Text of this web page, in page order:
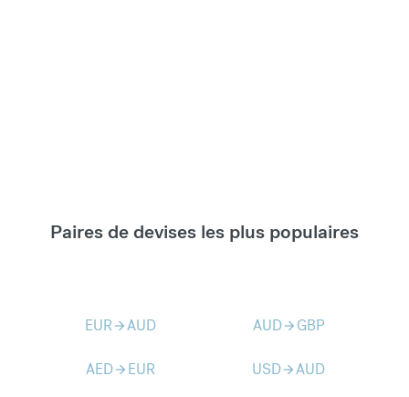
Paires de devises les plus populaires
EURarrow_forwardAUD AUDarrow_forward GBP
AEDarrow_forward EUR USDarrow_forwardAUD